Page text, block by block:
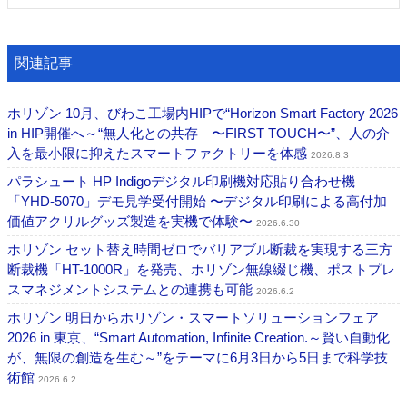
関連記事
ホリゾン 10月、びわこ工場内HIPで“Horizon Smart Factory 2026
in HIP開催へ～“無人化との共存 〜FIRST TOUCH〜”、人の介
入を最小限に抑えたスマートファクトリーを体感 2026.8.3
パラシュート HP Indigoデジタル印刷機対応貼り合わせ機
「YHD-5070」デモ見学受付開始 〜デジタル印刷による高付加
価値アクリルグッズ製造を実機で体験〜 2026.6.30
ホリゾン セット替え時間ゼロでバリアブル断裁を実現する三方
断裁機「HT-1000R」を発売、ホリゾン無線綴じ機、ポストプレ
スマネジメントシステムとの連携も可能 2026.6.2
ホリゾン 明日からホリゾン・スマートソリューションフェア
2026 in 東京、“Smart Automation, Infinite Creation.～賢い自動化
が、無限の創造を生む～”をテーマに6月3日から5日まで科学技
術館 2026.6.2